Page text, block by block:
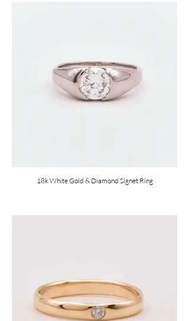
18k White Gold & Diamond Signet Ring